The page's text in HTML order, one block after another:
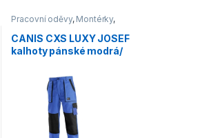
Pracovní oděvy, Montérky,
CANIS CXS LUXY JOSEF
kalhoty pánské modrá/